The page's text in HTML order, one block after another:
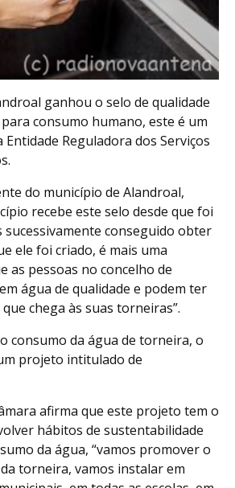
ganhou o selo de qualidade
consumo humano, este é um
Reguladora dos Serviços
do município de Alandroal,
recebe este selo desde que foi
sucessivamente conseguido obter
ele foi criado, é mais uma
as pessoas no concelho de
água de qualidade e podem ter
chega às suas torneiras”.
consumo da água de torneira, o
projeto intitulado de
afirma que este projeto tem o
hábitos de sustentabilidade
da água, “vamos promover o
torneira, vamos instalar em